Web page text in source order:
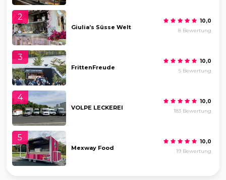
2
Giulia’s Süsse Welt
10,0
8 Bewertung
3
FrittenFreude
10,0
5 Bewertung
4
VOLPE LECKEREI
10,0
183 Bewertung
5
Mexway Food
10,0
19 Bewertung